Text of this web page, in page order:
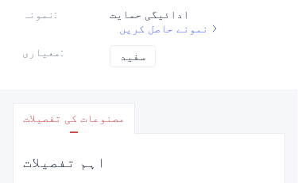
نمونہ :
ادائیگی حمایت
نمونے حاصل کریں
معیاری: سفید
مصنوعات کی تفصیلات
اہم تفصیلات